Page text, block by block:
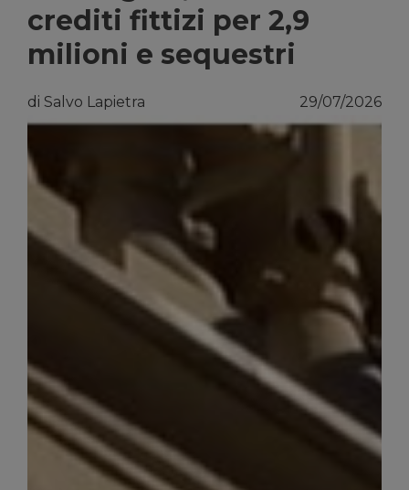
crediti fittizi per 2,9
milioni e sequestri
di Salvo Lapietra 29/07/2026